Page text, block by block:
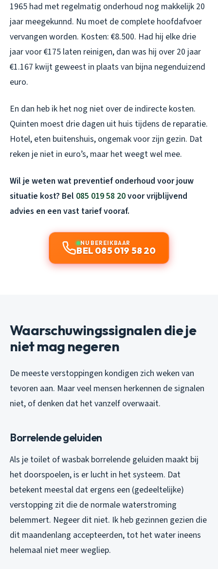
1965 had met regelmatig onderhoud nog makkelijk 20
jaar meegekunnd. Nu moet de complete hoofdafvoer
vervangen worden. Kosten: €8.500. Had hij elke drie
jaar voor €175 laten reinigen, dan was hij over 20 jaar
€1.167 kwijt geweest in plaats van bijna negenduizend
euro.
En dan heb ik het nog niet over de indirecte kosten.
Quinten moest drie dagen uit huis tijdens de reparatie.
Hotel, eten buitenshuis, ongemak voor zijn gezin. Dat
reken je niet in euro’s, maar het weegt wel mee.
Wil je weten wat preventief onderhoud voor jouw
situatie kost? Bel 085 019 58 20voor vrijblijvend
advies en een vast tarief vooraf.
NU BEREIKBAAR
BEL 085 019 58 20
Waarschuwingssignalen die je
niet mag negeren
De meeste verstoppingen kondigen zich weken van
tevoren aan. Maar veel mensen herkennen de signalen
niet, of denken dat het vanzelf overwaait.
Borrelende geluiden
Als je toilet of wasbak borrelende geluiden maakt bij
het doorspoelen, is er lucht in het systeem. Dat
betekent meestal dat ergens een (gedeeltelijke)
verstopping zit die de normale waterstroming
belemmert. Negeer dit niet. Ik heb gezinnen gezien die
dit maandenlang accepteerden, tot het water ineens
helemaal niet meer wegliep.